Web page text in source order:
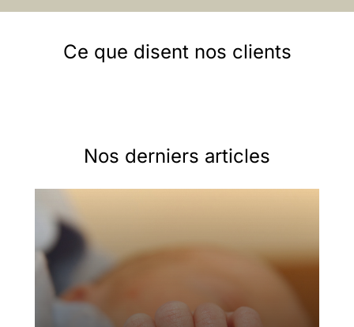
Ce que disent nos clients
Nos derniers articles